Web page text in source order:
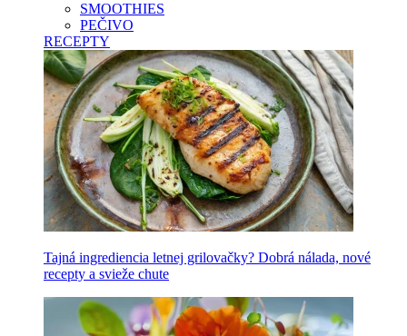
SMOOTHIES
PEČIVO
RECEPTY
Tajná ingrediencia letnej grilovačky? Dobrá nálada, nové
recepty a svieže chute